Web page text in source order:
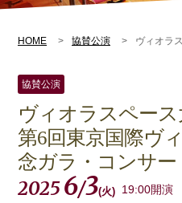
HOME 協賛公演 ヴィオラ
協賛公演
ヴィオラスペース
第6回東京国際ヴ
念ガラ・コンサー
20256/3(火) 19:00開演